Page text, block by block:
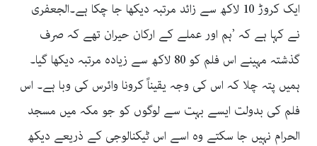
ایک کروڑ 10 لاکھ سے زائد مرتبہ دیکھا جا چکا ہے۔الجعفری
نے کہا ہے کہ ’ہم اور عملے کے ارکان حیران تھے کہ صرف
گذشتہ مہینے اس فلم کو 80 لاکھ سے زیادہ مرتبہ دیکھا گیا۔
ہمیں پتہ چلا کہ اس کی وجہ یقیناً کرونا وائرس کی وبا ہے۔ اس
فلم کی بدولت ایسے بہت سے لوگوں کو جو مکہ میں مسجد
الحرام نہیں جا سکتے وہ اسے اس ٹیکنالوجی کے ذریعے دیکھ